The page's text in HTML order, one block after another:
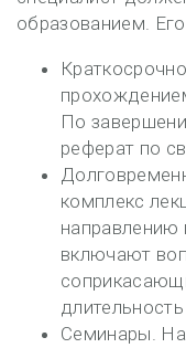
образованием.
По
реферат по
комплекс
направлению
включают
Семинары.